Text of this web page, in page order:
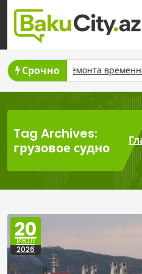
Skip
content
Срочно
из-за ремонта временно
Tag Archives:
грузовое судно
20
ИЮЛ
2026